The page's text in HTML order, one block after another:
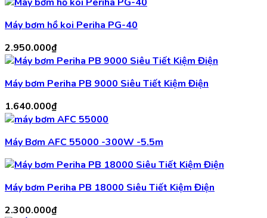
Máy bơm hồ koi Periha PG-40
2.950.000₫
Máy bơm Periha PB 9000 Siêu Tiết Kiệm Điện
1.640.000₫
Máy Bơm AFC 55000 -300W -5.5m
Máy bơm Periha PB 18000 Siêu Tiết Kiệm Điện
2.300.000₫